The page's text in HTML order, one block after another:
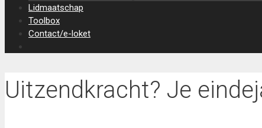
Lidmaatschap
Toolbox
Contact/e-loket
Uitzendkracht? Je